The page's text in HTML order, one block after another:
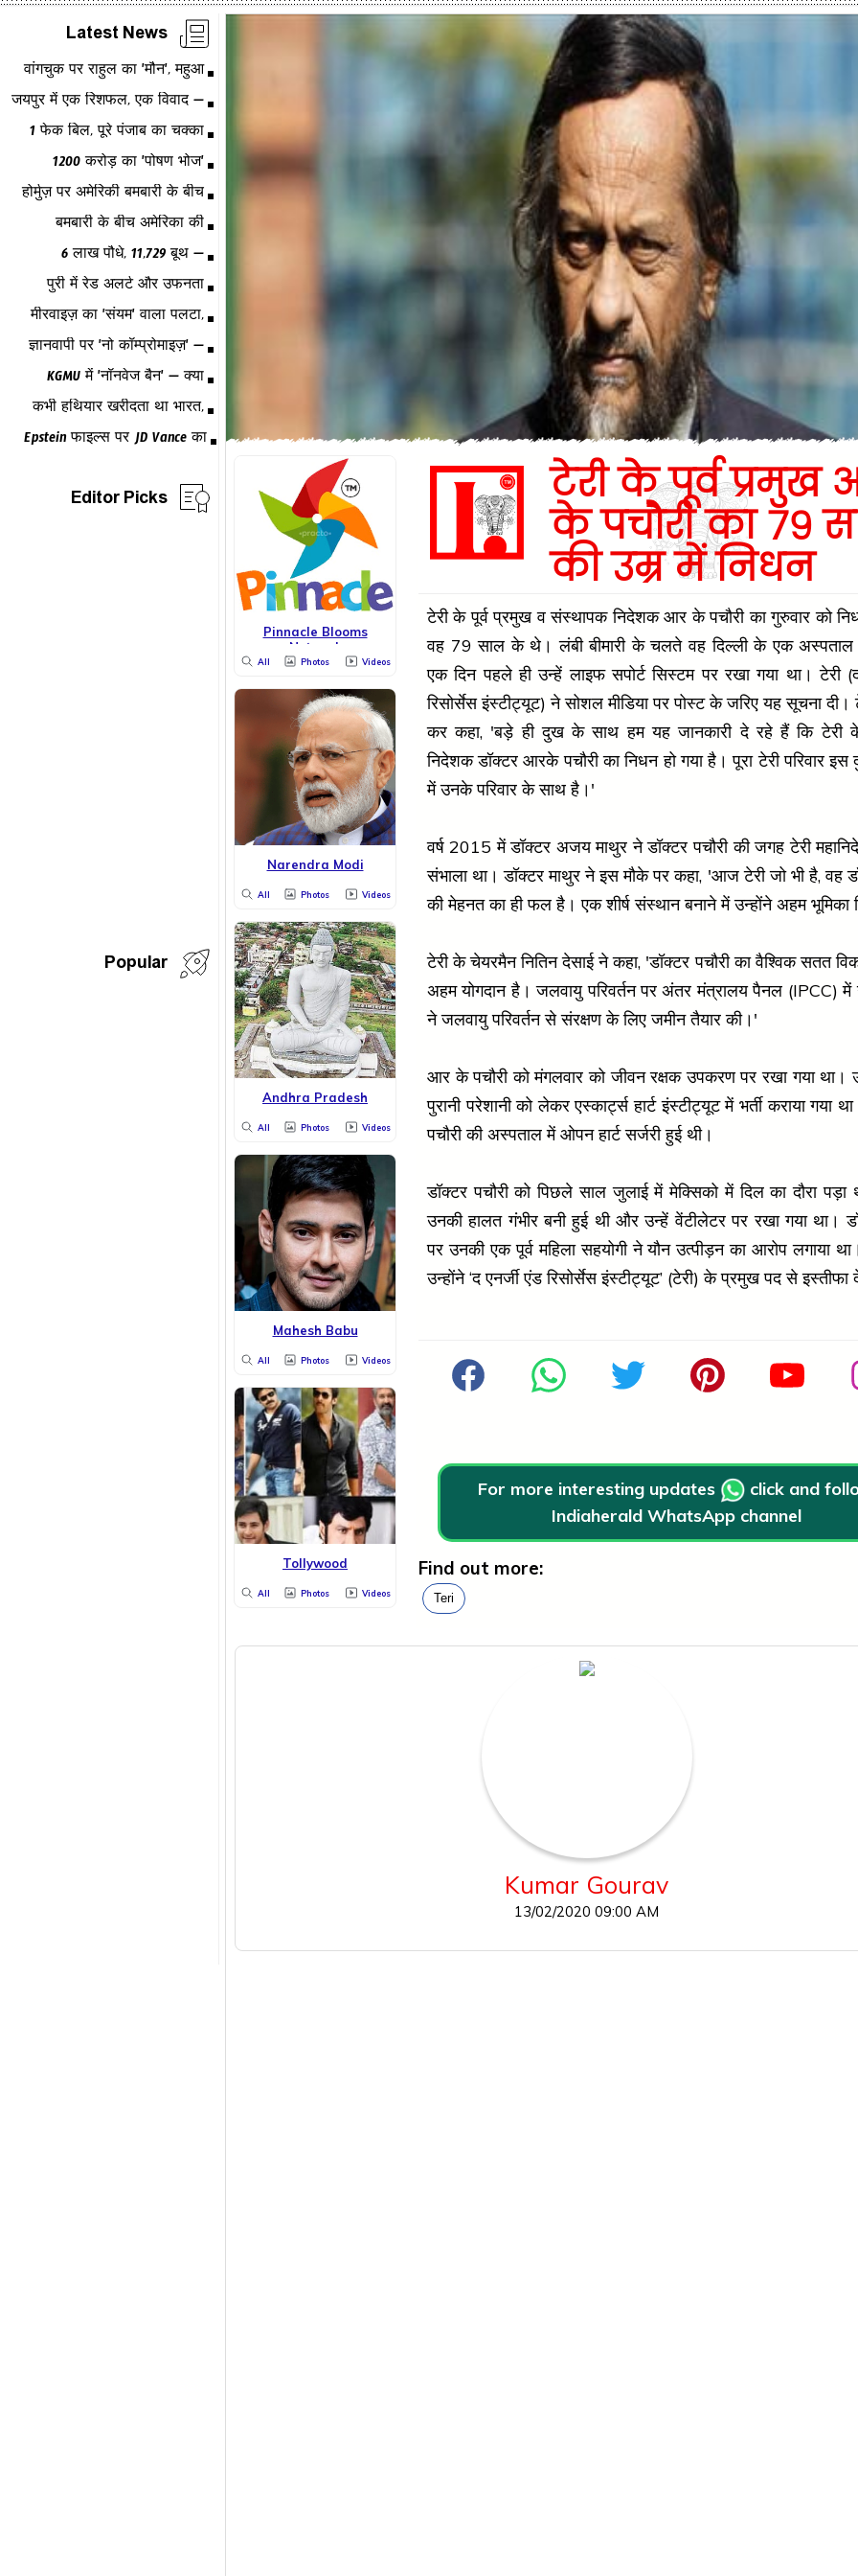
Latest News
Editor Picks
Popular
Pinnacle Blooms
Network
All Photos Videos
Narendra Modi
All Photos Videos
Andhra Pradesh
All Photos Videos
Mahesh Babu
All Photos Videos
Tollywood
All Photos Videos
टेरी के पूर्व प्रमुख
के पचौरी का 79
की उम्र में निधन
टेरी के पूर्व प्रमुख व संस्थापक निदेशक आर के पचौरी का गुरुवार को
वह 79 साल के थे। लंबी बीमारी के चलते वह दिल्ली के एक अस्पताल
एक दिन पहले ही उन्हें लाइफ सपोर्ट सिस्टम पर रखा गया था। टेरी
रिसोर्सेस इंस्टीट्यूट) ने सोशल मीडिया पर पोस्ट के जरिए यह सूचना दी।
कर कहा, 'बड़े ही दुख के साथ हम यह जानकारी दे रहे हैं कि टेरी
निदेशक डॉक्टर आरके पचौरी का निधन हो गया है। पूरा टेरी परिवार
में उनके परिवार के साथ है।'
वर्ष 2015 में डॉक्टर अजय माथुर ने डॉक्टर पचौरी की जगह टेरी
संभाला था। डॉक्टर माथुर ने इस मौके पर कहा, 'आज टेरी जो भी है, वह
की मेहनत का ही फल है। एक शीर्ष संस्थान बनाने में उन्होंने अहम भूमिका
टेरी के चेयरमैन नितिन देसाई ने कहा, 'डॉक्टर पचौरी का वैश्विक सतत
अहम योगदान है। जलवायु परिवर्तन पर अंतर मंत्रालय पैनल (IPCC)
ने जलवायु परिवर्तन से संरक्षण के लिए जमीन तैयार की।'
आर के पचौरी को मंगलवार को जीवन रक्षक उपकरण पर रखा गया था।
पुरानी परेशानी को लेकर एस्कार्ट्स हार्ट इंस्टीट्यूट में भर्ती कराया गया
पचौरी की अस्पताल में ओपन हार्ट सर्जरी हुई थी।
डॉक्टर पचौरी को पिछले साल जुलाई में मेक्सिको में दिल का दौरा
उनकी हालत गंभीर बनी हुई थी और उन्हें वेंटीलेटर पर रखा गया था।
पर उनकी एक पूर्व महिला सहयोगी ने यौन उत्पीड़न का आरोप लगाया
उन्होंने ‘द एनर्जी एंड रिसोर्सेस इंस्टीट्यूट’ (टेरी) के प्रमुख पद से इस्तीफा
For more interesting updates
click and
Indiaherald WhatsApp channel
Find out more:
Teri
Kumar Gourav
13/02/2020 09:00 AM